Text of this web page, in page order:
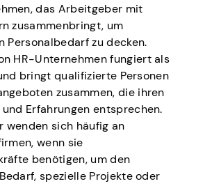
das Arbeitgeber mit
zusammenbringt, um
Personalbedarf zu decken.
HR-Unternehmen fungiert als
bringt qualifizierte Personen
zusammen, die ihren
und Erfahrungen entsprechen.
wenden sich häufig an
wenn sie
benötigen, um den
spezielle Projekte oder